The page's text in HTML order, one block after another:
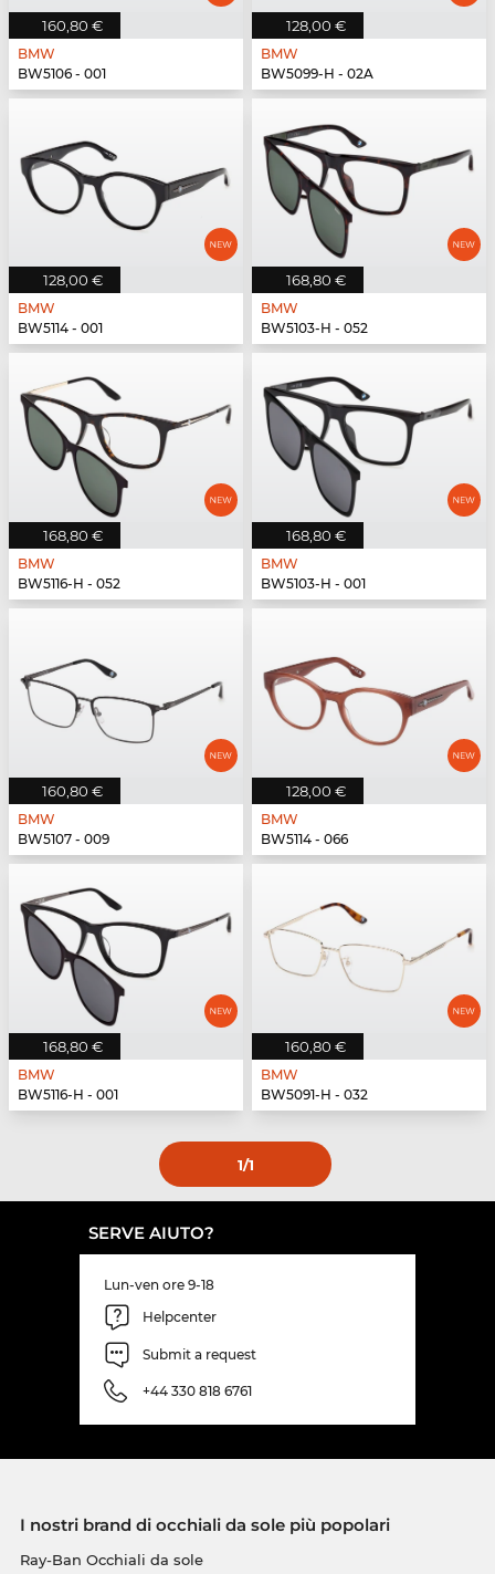
160,80 €
BMW
BW5106 - 001
128,00 €
BMW
BW5099-H - 02A
128,00 €
BMW
BW5114 - 001
168,80 €
BMW
BW5103-H - 052
168,80 €
BMW
BW5116-H - 052
168,80 €
BMW
BW5103-H - 001
160,80 €
BMW
BW5107 - 009
128,00 €
BMW
BW5114 - 066
168,80 €
BMW
BW5116-H - 001
160,80 €
BMW
BW5091-H - 032
1/1
SERVE AIUTO?
Lun-ven ore 9-18
Helpcenter
Submit a request
+44 330 818 6761
I nostri brand di occhiali da sole più popolari
Ray-Ban Occhiali da sole